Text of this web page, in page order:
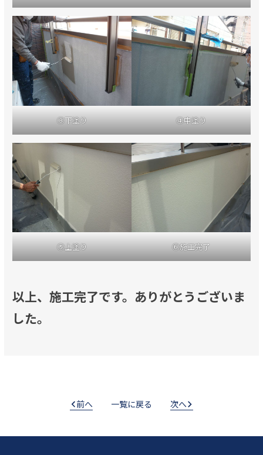
③下塗り ④中塗り
⑤上塗り ⑥施工完了
以上、施工完了です。ありがとうございま
した。
前へ 一覧に戻る 次へ